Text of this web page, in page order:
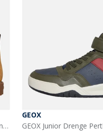
GEOX Junior Drenge Shaylax støvler med lynlås indvendigt gul/brun
GEOX